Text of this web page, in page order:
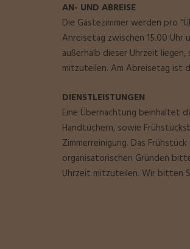
AN- UND ABREISE
Die Gästezimmer werden pro
Anreisetag zwischen 15.00 Uhr
außerhalb dieser Uhrzeit
mitzuteilen. Am Abreisetag ist
DIENSTLEISTUNGEN
Eine Übernachtung beinhaltet
Handtüchern, sowie
Zimmerreinigung. Das
organisatorischen Gründen
Uhrzeit mitzuteilen. Wir bitten